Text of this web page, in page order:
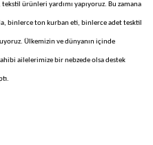
ürünleri yardımı yapıyoruz. Bu zamana
binlerce ton kurban eti, binlerce adet tesktil
Ülkemizin ve dünyanın içinde
ailelerimize bir nebzede olsa destek